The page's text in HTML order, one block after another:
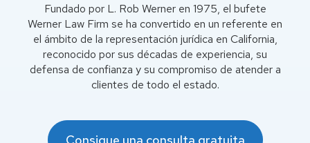
Fundado por L. Rob Werner en 1975, el bufete
Werner Law Firm se ha convertido en un referente en
el ámbito de la representación jurídica en California,
reconocido por sus décadas de experiencia, su
defensa de confianza y su compromiso de atender a
clientes de todo el estado.
Consigue una consulta gratuita